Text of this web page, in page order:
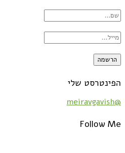
הפינטרסט שלי
@meiravgavish
Follow Me